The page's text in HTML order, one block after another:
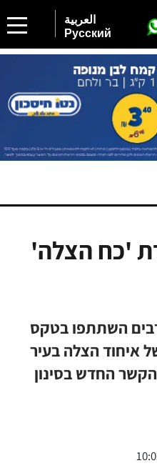
العربية
Русский
'כח הצלה'
השתתפו בטקס
איחוד הצלה בעיר
החדש בסינון